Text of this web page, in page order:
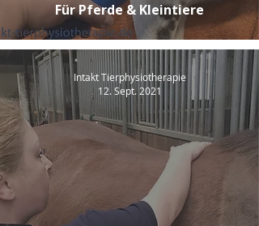
Für Pferde & Kleintiere
Intakt Tierphysiotherapie
12. Sept. 2021